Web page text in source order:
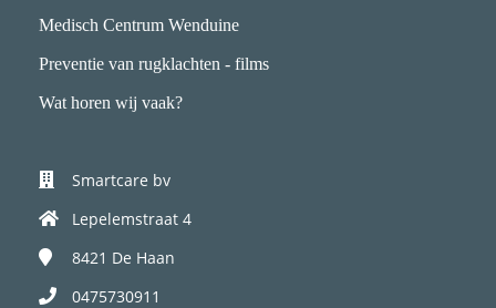
Medisch Centrum Wenduine
Preventie van rugklachten - films
Wat horen wij vaak?
Smartcare bv
Lepelemstraat 4
8421 De Haan
0475730911